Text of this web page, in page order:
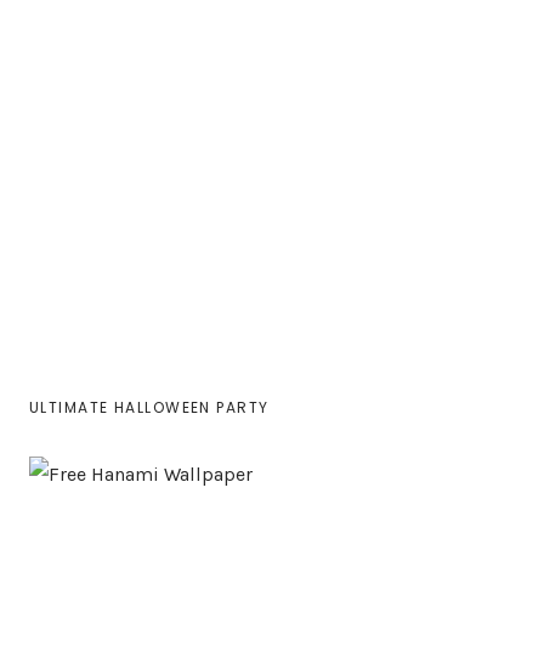
ULTIMATE HALLOWEEN PARTY